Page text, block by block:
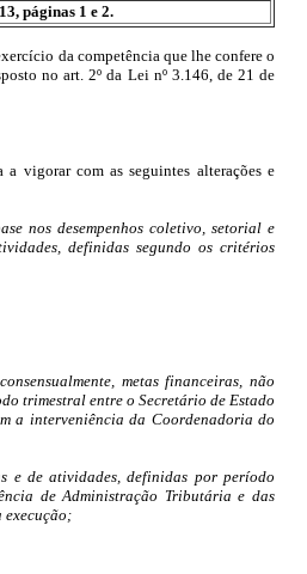
páginas 1 e 2.
da competência que lhe confere o
no art. 2º da Lei nº 3.146, de 21 de
a vigorar com as seguintes alterações e
nos desempenhos coletivo, setorial e
definidas segundo os critérios
metas financeiras, não
trimestral entre o Secretário de Estado
a interveniência da Coordenadoria do
e de atividades, definidas por período
de Administração Tributária e das
execução;